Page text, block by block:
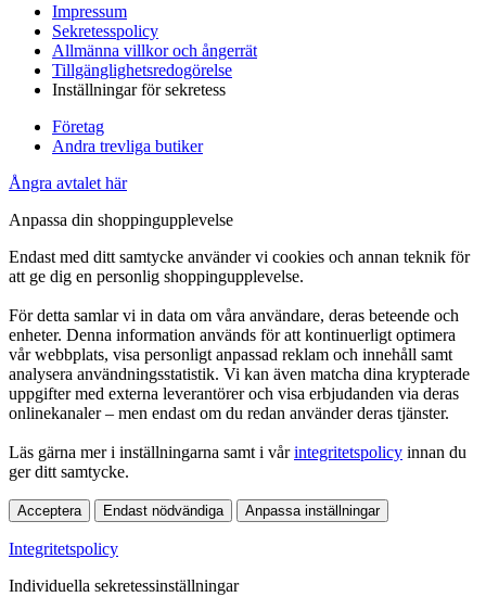
Impressum
Sekretesspolicy
Allmänna villkor och ångerrät
Tillgänglighetsredogörelse
Inställningar för sekretess
Företag
Andra trevliga butiker
Ångra avtalet här
Anpassa din shoppingupplevelse
Endast med ditt samtycke använder vi cookies och annan teknik för
att ge dig en personlig shoppingupplevelse.
För detta samlar vi in data om våra användare, deras beteende och
enheter. Denna information används för att kontinuerligt optimera
vår webbplats, visa personligt anpassad reklam och innehåll samt
analysera användningsstatistik. Vi kan även matcha dina krypterade
uppgifter med externa leverantörer och visa erbjudanden via deras
onlinekanaler – men endast om du redan använder deras tjänster.
Läs gärna mer i inställningarna samt i vårintegritetspolicy innan du
ger ditt samtycke.
Acceptera Endast nödvändiga Anpassa inställningar
Integritetspolicy
Individuella sekretessinställningar